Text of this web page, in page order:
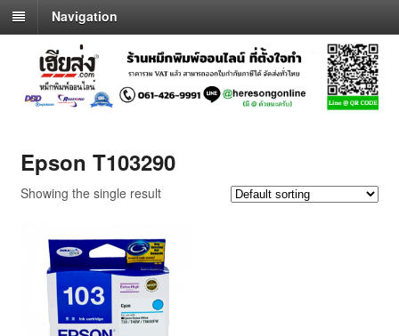
Navigation
Epson T103290
Showing the single result